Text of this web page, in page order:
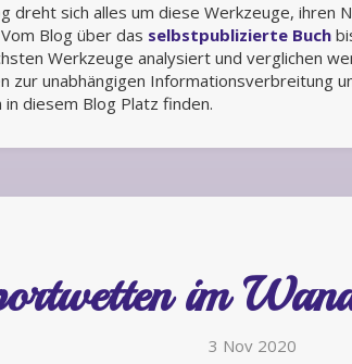
dreht sich alles um diese Werkzeuge, ihren
Blog über das selbstpublizierte Buch
Werkzeuge analysiert und verglichen
zur unabhängigen Informationsverbreitung
in diesem Blog Platz finden.
im
3 Nov 2020